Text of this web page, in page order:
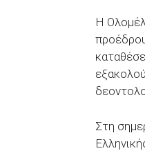
Η
Στη